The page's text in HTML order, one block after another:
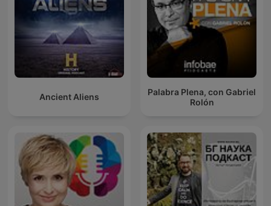
Ancient Aliens
Palabra Plena, con Gabriel
Rolón